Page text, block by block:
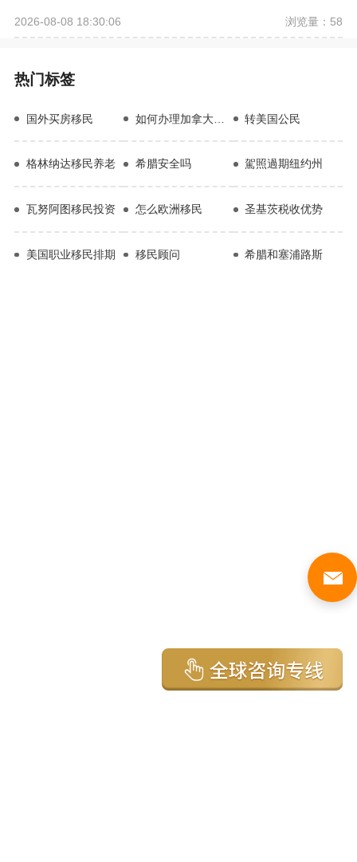
2026-08-08 18:30:06 浏览量：58
热门标签
国外买房移民 如何办理加拿大移民 转美国公民
格林纳达移民养老 希腊安全吗 駕照過期纽约州
瓦努阿图移民投资 怎么欧洲移民 圣基茨税收优势
美国职业移民排期 移民顾问 希腊和塞浦路斯